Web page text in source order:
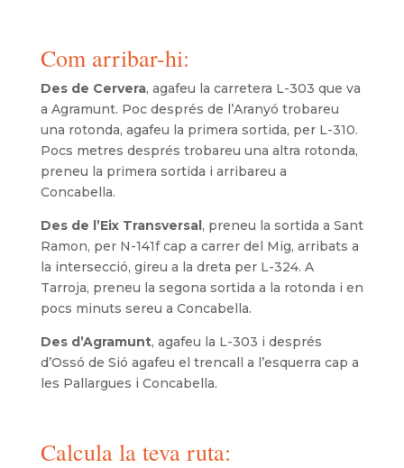
Com arribar-hi:
Des de Cervera, agafeu la carretera L-303 que va
a Agramunt. Poc després de l’Aranyó trobareu
una rotonda, agafeu la primera sortida, per L-310.
Pocs metres després trobareu una altra rotonda,
preneu la primera sortida i arribareu a
Concabella.
Des de l’Eix Transversal, preneu la sortida a Sant
Ramon, per N-141f cap a carrer del Mig, arribats a
la intersecció, gireu a la dreta per L-324. A
Tarroja, preneu la segona sortida a la rotonda i en
pocs minuts sereu a Concabella.
Des d’Agramunt, agafeu la L-303 i després
d’Ossó de Sió agafeu el trencall a l’esquerra cap a
les Pallargues i Concabella.
Calcula la teva ruta: